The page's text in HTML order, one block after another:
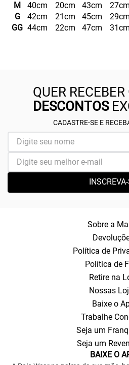
M
40cm 20cm 43cm
27cm
G
42cm 21cm 45cm
29cm
GG 44cm 22cm 47cm 31cm
QUER RECEBER
DESCONTOS
CADASTRE-SE E
Sobre a
Política de
Política de
Retire na
Nossas
Baixe o
Trabalhe
Seja um
Seja um
BAIXE O